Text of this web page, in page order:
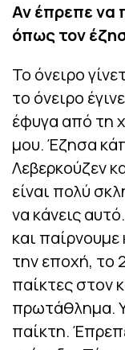
Αν έπρεπε να
όπως τον
Το όνειρο
το όνειρο
έφυγα από τη
μου. Έζησα
Λεβερκούζεν
είναι πολύ
να κάνεις
και παίρνουμε
την εποχή, το
παίκτες στον
πρωτάθλημα.
παίκτη.